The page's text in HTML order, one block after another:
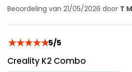
Beoordeling van 21/05/2026 door T
★★★★★5/5
Creality K2 Combo